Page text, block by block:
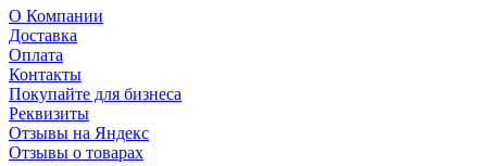
О Компании
Доставка
Оплата
Контакты
Покупайте для бизнеса
Реквизиты
Отзывы на Яндекс
Отзывы о товарах